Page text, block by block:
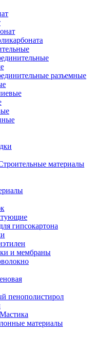
разъемные
материалы
гипсокартона
и мембраны
пенополистирол
материалы